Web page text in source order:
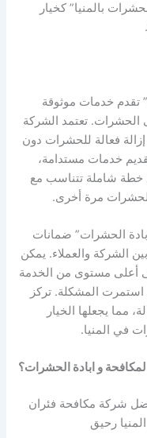
بالمنيا” كخيار
تقدم خدمات موثوقة
الحشرات. تعتمد الشركة
فعالة للحشرات دون
خدمات مستدامة،
شاملة تتناسب مع
مرة أخرى.
الحشرات” ضمانات
الشركة والعملاء. يمكن
أعلى مستوى من الخدمة
استمرت المشكلة. تركز
مما يجعلها الخيار
في المنيا.
و ابادة الحشرات؟
شركة مكافحة فئران
رحيق